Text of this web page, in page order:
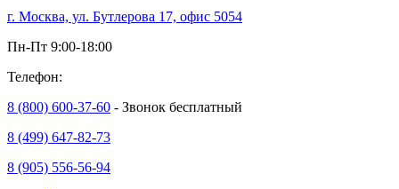
г. Москва, ул. Бутлерова 17, офис 5054
Пн-Пт 9:00-18:00
Телефон:
8 (800) 600-37-60 - Звонок бесплатный
8 (499) 647-82-73
8 (905) 556-56-94